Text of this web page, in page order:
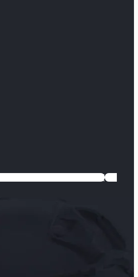
EARMOR耳魔运动户外专卖店